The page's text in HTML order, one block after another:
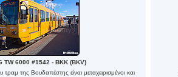
TW 6000 #1542 - BKK (BKV)
τραμ της Βουδαπέστης είναι μεταχειρισμένοι και